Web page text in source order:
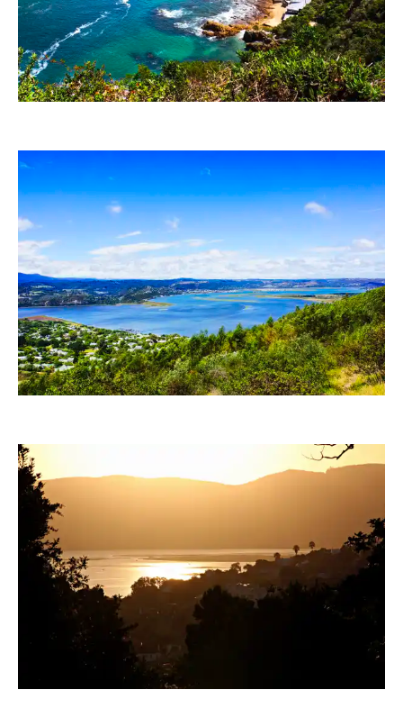
RainerSturm
RainerSturm
ASchick01